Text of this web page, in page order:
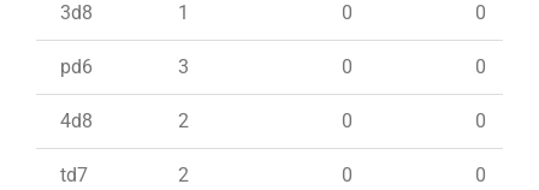
3d8 1 0 0
pd6 3 0 0
4d8 2 0 0
td7 2 0 0